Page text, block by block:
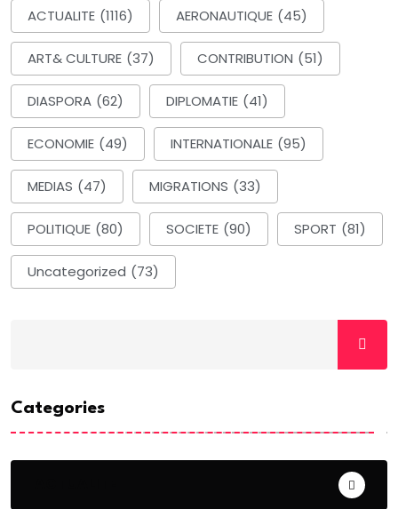
ACTUALITE (1116) AERONAUTIQUE (45)
ART& CULTURE (37) CONTRIBUTION (51)
DIASPORA (62) DIPLOMATIE (41)
ECONOMIE (49) INTERNATIONALE (95)
MEDIAS (47) MIGRATIONS (33)
POLITIQUE (80) SOCIETE (90) SPORT (81)
Uncategorized (73)
Categories